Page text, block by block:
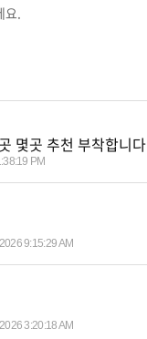
요.
몇곳 추천 부착합니다
PM
9:15:29 AM
3:20:18 AM